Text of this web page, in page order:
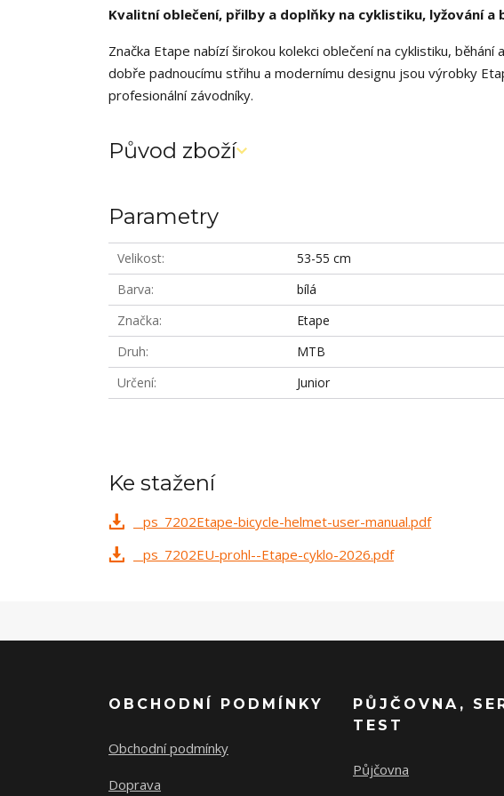
Kvalitní oblečení, přilby a doplňky na cyklistiku, lyžování a
Značka Etape nabízí širokou kolekci oblečení na cyklistiku,
dobře padnoucímu střihu a modernímu designu jsou výrobky
profesionální závodníky.
Původ zboží
Parametry
Velikost
53-55 cm
Barva
bílá
Značka
Etape
Druh
MTB
Určení
Junior
Ke stažení
_ps_7202Etape-bicycle-helmet-user-manual.pdf
_ps_7202EU-prohl--Etape-cyklo-2026.pdf
OBCHODNÍ PODMÍNKY
Obchodní podmínky
Doprava
PŮJČOVNA,
TEST
Půjčovna